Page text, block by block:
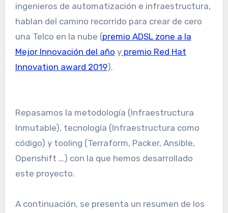
ingenieros de automatización e infraestructura,
hablan del camino recorrido para crear de cero
una Telco en la nube (premio ADSL zone a la
Mejor Innovación del año ypremio Red Hat
Innovation award 2019).
Repasamos la metodología (Infraestructura
Inmutable), tecnología (Infraestructura como
código) y tooling (Terraform, Packer, Ansible,
Openshift …) con la que hemos desarrollado
este proyecto.
A continuación, se presenta un resumen de los